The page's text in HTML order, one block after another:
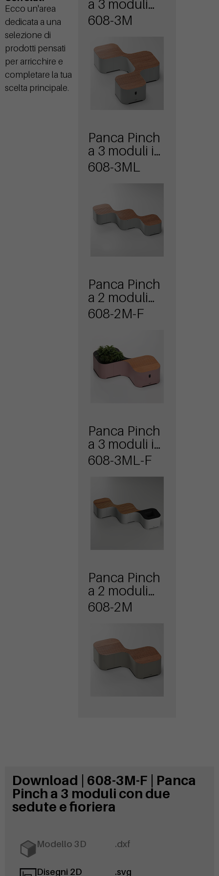
Ecco un'area
dedicata a una
selezione di
prodotti pensati
per arricchire e
completare la tua
scelta principale.
a 3 moduli
per sole
608-3M
Panca Pinch
a 3 moduli in
linea per sole
608-3ML
Panca Pinch
a 2 moduli
con seduta e
608-2M-F
Panca Pinch
a 3 moduli in
linea con
608-3ML-F
Panca Pinch
a 2 moduli
per sole
608-2M
Download | 608-3M-F | Panca
Pinch a 3 moduli con due
sedute e fioriera
Modello 3D .dxf
Disegni 2D .svg